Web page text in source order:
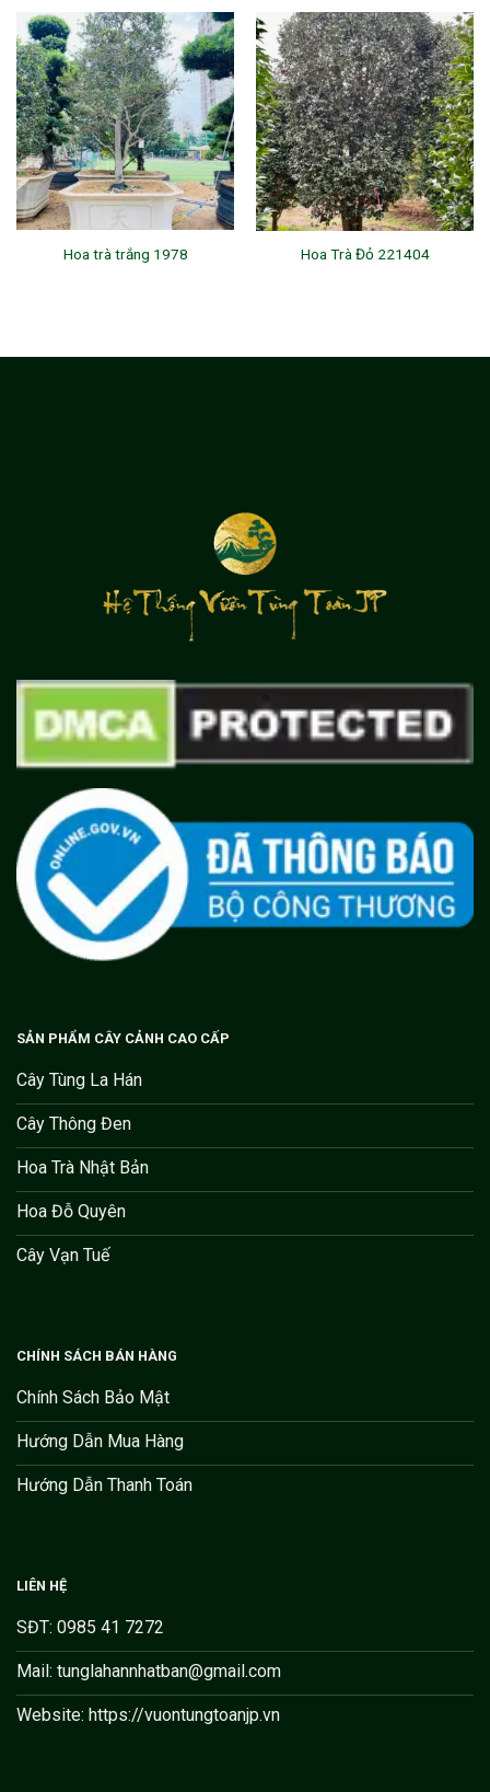
Hoa trà trắng 1978 Hoa Trà Đỏ 221404
SẢN PHẨM CÂY CẢNH CAO CẤP
Cây Tùng La Hán
Cây Thông Đen
Hoa Trà Nhật Bản
Hoa Đỗ Quyên
Cây Vạn Tuế
CHÍNH SÁCH BÁN HÀNG
Chính Sách Bảo Mật
Hướng Dẫn Mua Hàng
Hướng Dẫn Thanh Toán
LIÊN HỆ
SĐT: 0985 41 7272
Mail: tunglahannhatban@gmail.com
Website: https://vuontungtoanjp.vn